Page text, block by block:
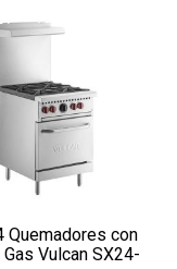
Quemadores con
Gas Vulcan SX24-